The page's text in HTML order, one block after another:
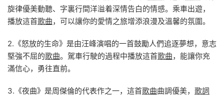
旋律優美動聽、字裏行間洋溢着深情告白的情感。乘車出遊，
播放這首歌曲，可以讓你的愛情之旅增添浪漫及溫馨的氛圍。
2.《怒放的生命》是由汪峰演唱的一首鼓勵人們追逐夢想，意志
堅強不屈的歌曲。駕車行駛的過程中播放這首歌曲，能讓你充
滿信心，勇往直前。
3.《夜曲》是周傑倫的代表作之一，這首歌曲曲調優美， 歌詞